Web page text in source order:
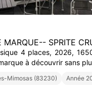
MARQUE-- SPRITE
4 places, 2026,
à découvrir sans
Mimosas (83230) Année